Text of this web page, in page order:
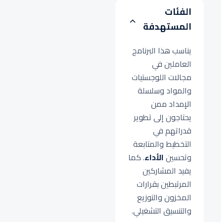
الفئات
المستهدفة
يناسب هذا البرنامج
العاملين في
مجالات اللوجستيات
والمواد وسلسلة
الإمداد ممن
يحتاجون إلى تطوير
قدراتهم في
التخطيط والمتابعة
وتحسينالأداء. كما
يفيد المشاركين
المرتبطين بقرارات
المخزون والتوزيع
والتنسيق التشغيلي.